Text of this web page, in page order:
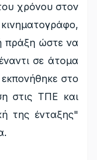
χρόνου στον
πράξη ώστε να
σε άτομα
στο
στις ΤΠΕ και
της ένταξης"